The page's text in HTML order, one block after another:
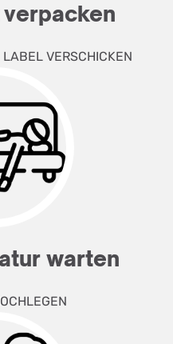
VERSCHICKEN
warten